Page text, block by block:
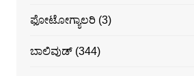
ಫೋಟೋಗ್ಯಾಲರಿ(3)
ಬಾಲಿವುಡ್(344)